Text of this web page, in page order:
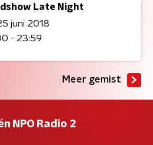
Late Night
juni 2018
- 23:59
Meer gemist
NPO Radio 2